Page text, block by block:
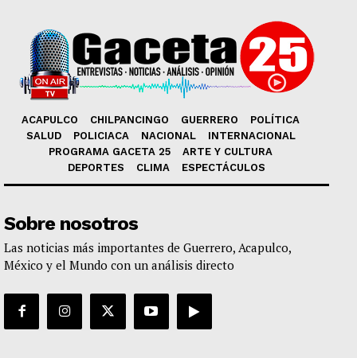
ACAPULCO CHILPANCINGO GUERRERO
POLÍTICA
SALUD
POLICIACA NACIONAL
INTERNACIONAL
PROGRAMA GACETA 25
ARTE Y CULTURA
DEPORTES
CLIMA ESPECTÁCULOS
Sobre nosotros
Las noticias más importantes de Guerrero, Acapulco,
México y el Mundo con un análisis directo